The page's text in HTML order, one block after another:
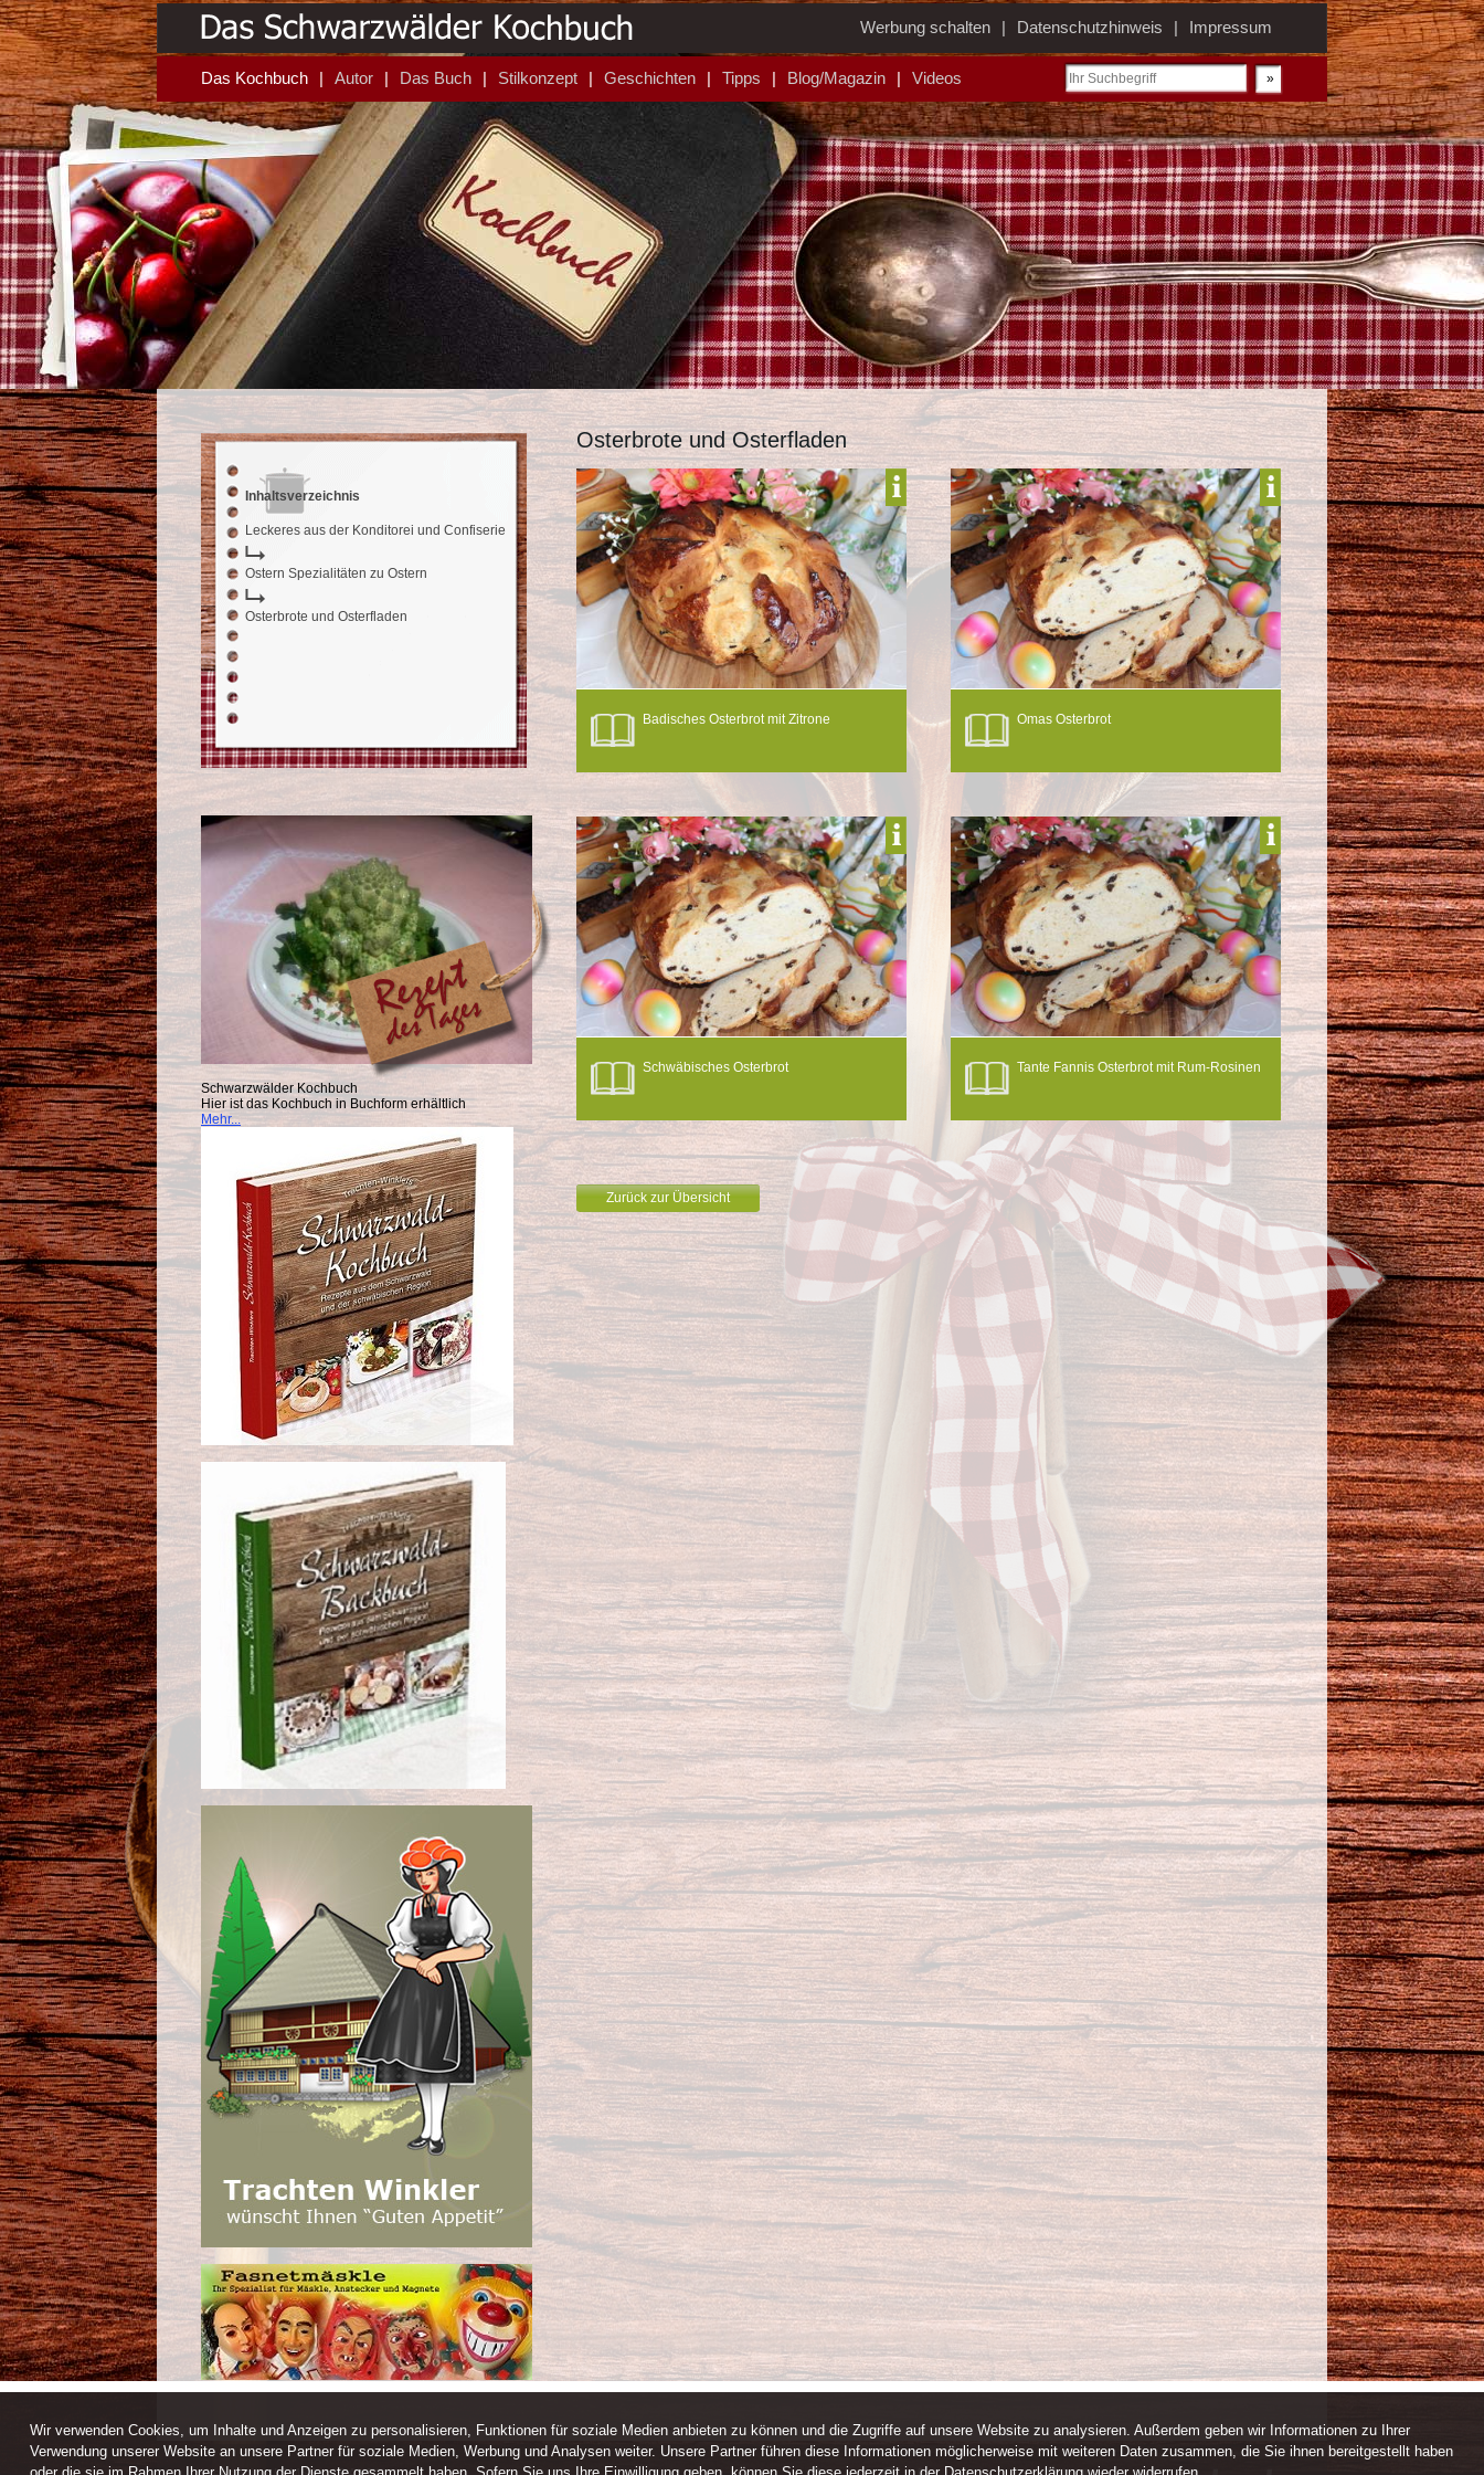
Werbung schalten Datenschutzhinweis Impressum
Das Kochbuch Autor Das Buch Stilkonzept Geschichten Tipps Blog/Magazin Videos
Osterbrote und Osterfladen
Badisches Osterbrot mit Zitrone Omas Osterbrot
Schwäbisches Osterbrot Tante Fannis Osterbrot mit Rum-Rosinen
Zurück zur Übersicht
Inhaltsverzeichnis
Leckeres aus der Konditorei und Confiserie
Ostern Spezialitäten zu Ostern
Osterbrote und Osterfladen
Schwarzwälder Kochbuch
Hier ist das Kochbuch in Buchform erhältlich
Mehr...
Wir verwenden Cookies, um Inhalte und Anzeigen zu personalisieren, Funktionen für soziale Medien anbieten zu können und die Zugriffe auf unsere Website zu analysieren. Außerdem geben wir Informationen zu Ihrer
Verwendung unserer Website an unsere Partner für soziale Medien, Werbung und Analysen weiter. Unsere Partner führen diese Informationen möglicherweise mit weiteren Daten zusammen, die Sie ihnen bereitgestellt haben